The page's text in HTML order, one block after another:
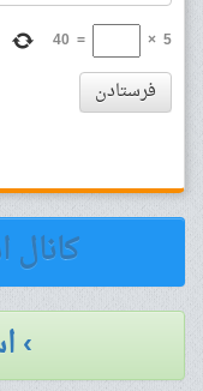
5
×
=
40
فرستادن
کانال
›